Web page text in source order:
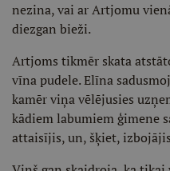
nezina, vai ar Artjomu
diezgan bieži.
Artjoms tikmēr skata
vīna pudele. Elīna
kamēr viņa vēlējusies
kādiem labumiem ģimene
attaisījis, un, šķiet,